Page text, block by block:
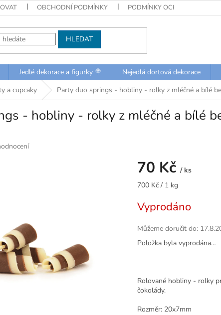
OBCHODNÍ PODMÍNKY PODMÍNKY OCHRANY
HLEDAT
Jedlé dekorace a figurky 🍭 Nejedlá dortová dekorace
a cupcaky Party duo springs - hobliny - rolky z mléčné a bílé
- hobliny - rolky z mléčné a bílé
70 Kč / ks
Měrná
700 Kč / 1 kg
Vyprodáno
Můžeme doručit do:
Položka byla vyprodána…
Rolované hobliny - rolky
čokolády.
Rozměr: 20x7mm